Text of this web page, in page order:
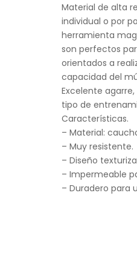
Material de alta
individual o por
herramienta
son perfectos
orientados a
capacidad del
Excelente
tipo de
Características.
– Material:
– Muy resistente.
– Diseño
– Impermeable
– Duradero para